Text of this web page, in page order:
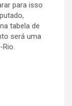
para isso
tabela de
será uma